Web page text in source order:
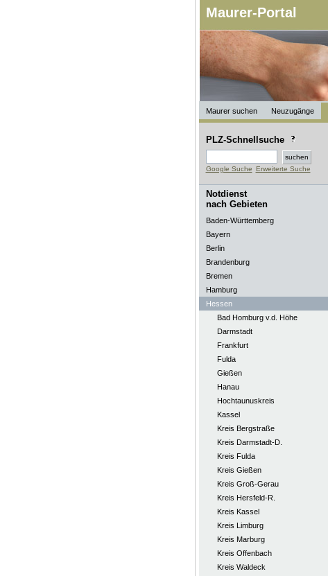
Maurer-Portal
Maurer suchen Neuzugänge
PLZ-Schnellsuche
Google Suche Erweiterte Suche
Notdienst
nach Gebieten
Baden-Württemberg
Bayern
Berlin
Brandenburg
Bremen
Hamburg
Hessen
Bad Homburg v.d. Höhe
Darmstadt
Frankfurt
Fulda
Gießen
Hanau
Hochtaunuskreis
Kassel
Kreis Bergstraße
Kreis Darmstadt-D.
Kreis Fulda
Kreis Gießen
Kreis Groß-Gerau
Kreis Hersfeld-R.
Kreis Kassel
Kreis Limburg
Kreis Marburg
Kreis Offenbach
Kreis Waldeck